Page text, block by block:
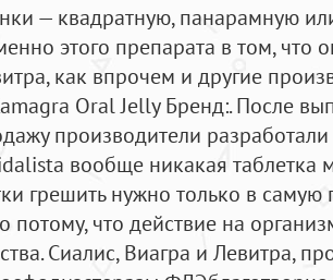
— квадратную, панарамную
этого препарата в том, что
как впрочем и другие
Oral Jelly Бренд:. После
производители
вообще никакая таблетка
грешить нужно только в
потому, что действие на
Сиалис, Виагра и Левитра,